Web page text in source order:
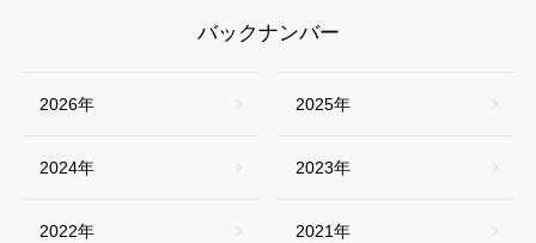
バックナンバー
2026年 2025年
2024年 2023年
2022年 2021年